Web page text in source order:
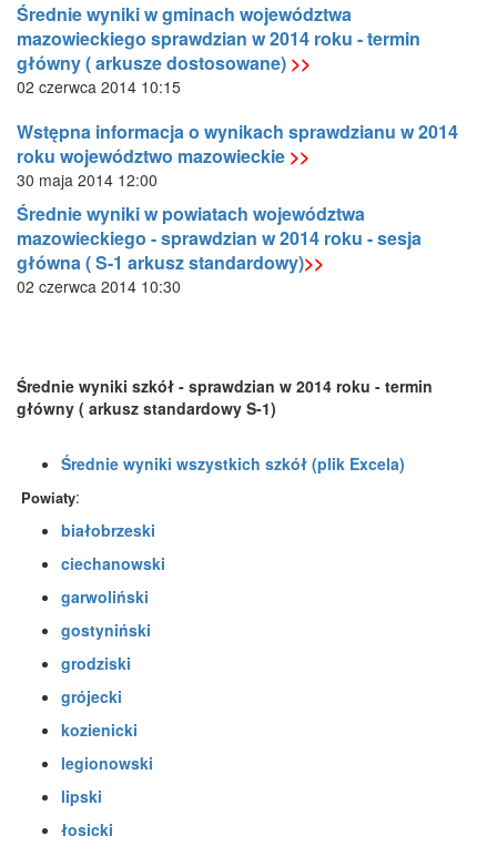
Średnie wyniki w gminach województwa
mazowieckiego sprawdzian w 2014 roku - termin
główny ( arkusze dostosowane) >>
02 czerwca 2014 10:15
Wstępna informacja o wynikach sprawdzianu w 2014
roku województwo mazowieckie >>
30 maja 2014 12:00
Średnie wyniki w powiatach województwa
mazowieckiego - sprawdzian w 2014 roku - sesja
główna ( S-1 arkusz standardowy)>>
02 czerwca 2014 10:30
Średnie wyniki szkół - sprawdzian w 2014 roku - termin
główny ( arkusz standardowy S-1)
Średnie wyniki wszystkich szkół (plik Excela)
Powiaty:
białobrzeski
ciechanowski
garwoliński
gostyniński
grodziski
grójecki
kozienicki
legionowski
lipski
łosicki